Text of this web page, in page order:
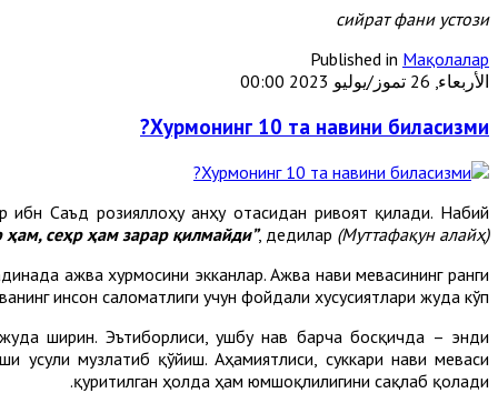
сийрат фани устози
Published in Мақолалар
الأربعاء, 26 تموز/يوليو 2023 00:00
Хурмонинг 10 та навини биласизми?
Саъд розияллоҳу анҳу отасидан ривоят қилади. Набий
сеҳр ҳам зарар қилмайди”, дедилар (Муттафақун алайҳ)
ажва хурмосини экканлар. Ажва нави мевасининг ранги
инсон саломатлиги учун фойдали хусусиятлари жуда кўп.
ширин. Эътиборлиси, ушбу нав барча босқичда – энди
усули музлатиб қўйиш. Аҳамиятлиси, суккари нави меваси
қуритилган ҳолда ҳам юмшоқлилигини сақлаб қолади.